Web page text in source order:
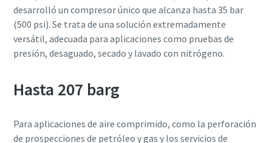
desarrolló un compresor único que alcanza hasta 35 bar
(500 psi). Se trata de una solución extremadamente
versátil, adecuada para aplicaciones como pruebas de
presión, desaguado, secado y lavado con nitrógeno.
Hasta 207 barg
Para aplicaciones de aire comprimido, como la perforación
de prospecciones de petróleo y gas y los servicios de